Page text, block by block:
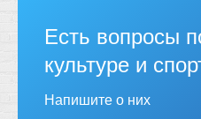
Есть вопросы
культуре и
Напишите о них